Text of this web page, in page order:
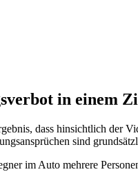
in einem
dass hinsichtlich der
sind
im Auto mehrere